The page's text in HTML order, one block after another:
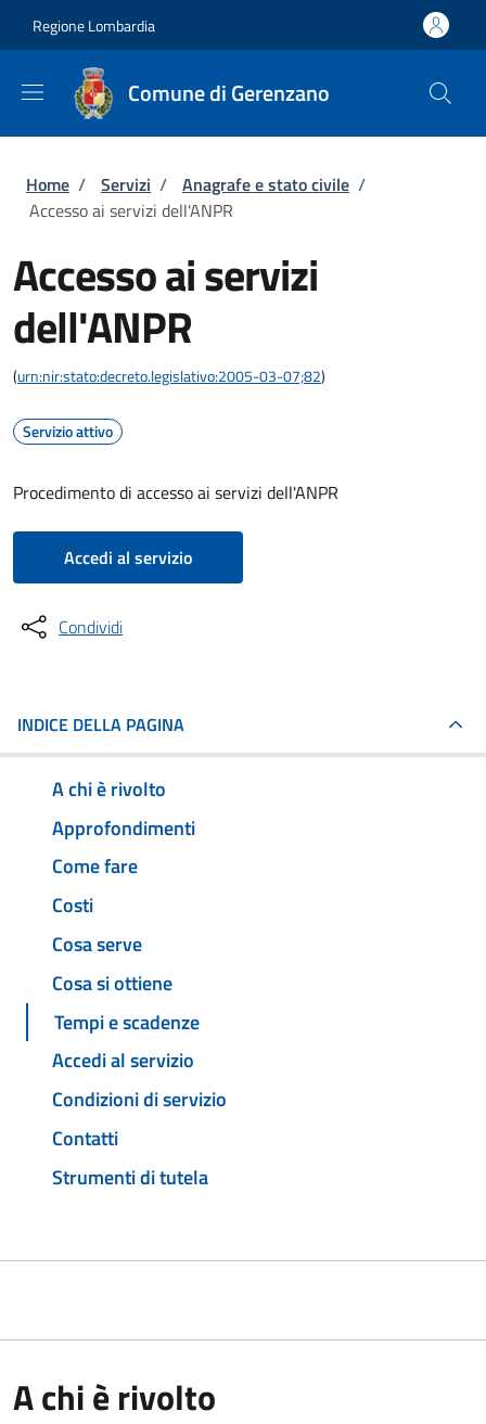
Regione Lombardia
Comune di Gerenzano
Briciole di pane
Home / Servizi / Anagrafe e stato civile /
Accesso ai servizi dell'ANPR
Accesso ai servizi
dell'ANPR
(urn:nir:stato:decreto.legislativo:2005-03-07;82)
Servizio attivo
Procedimento di accesso ai servizi dell'ANPR
Accedi al servizio
Condividi
INDICE DELLA PAGINA
A chi è rivolto
Approfondimenti
Come fare
Costi
Cosa serve
Cosa si ottiene
Tempi e scadenze
Accedi al servizio
Condizioni di servizio
Contatti
Strumenti di tutela
A chi è rivolto